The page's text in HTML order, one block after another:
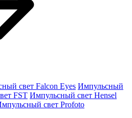
свет Falcon Eyes Импульсный
FST Импульсный свет Hensel
свет Profoto